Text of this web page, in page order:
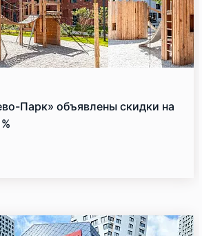
Парк» объявлены скидки на